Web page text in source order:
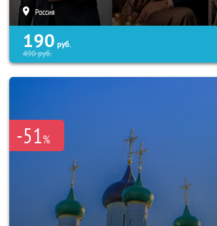
Россия
190 руб.
490руб.
-51%